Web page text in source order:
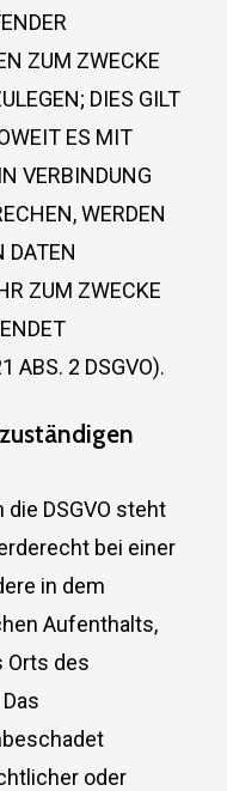
ZUM ZWECKE
DIES GILT
ES MIT
VERBINDUNG
WERDEN
DATEN
ZUM ZWECKE
ABS. 2 DSGVO).
DSGVO steht
bei einer
in dem
Aufenthalts,
Orts des
oder